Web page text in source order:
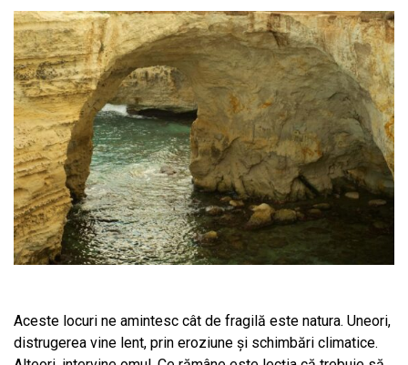
Aceste locuri ne amintesc cât de fragilă este natura. Uneori,
distrugerea vine lent, prin eroziune și schimbări climatice.